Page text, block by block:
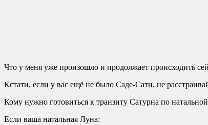
Что у меня уже произошло и продолжает происходить
Кстати, если у вас ещё не было Саде-Сати, не
Кому нужно готовиться к транзиту Сатурна по
Если ваша натальная Луна: